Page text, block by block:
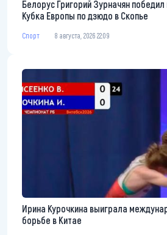
Белорус Григорий Зурначян
Кубка Европы по дзюдо в Скопье
Спорт 8 августа, 2026 22:09
Ирина Курочкина выиграла
борьбе в Китае